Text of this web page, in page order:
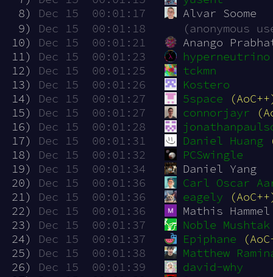
  8)
Dec 15  00:01:17
Alvar Soome
  9)
Dec 15  00:01:18
(anonymous
10)
Dec 15  00:01:21
Anango
11)
Dec 15  00:01:23
hyperneutrino
12)
Dec 15  00:01:25
tckmn
13)
Dec 15  00:01:26
Kostero
14)
Dec 15  00:01:27 5space
15)
Dec 15  00:01:27 connorjayr
16)
Dec 15  00:01:28
17)
Dec 15  00:01:31 Daniel Huang
18)
Dec 15  00:01:32
PCSwingle
19)
Dec 15  00:01:34
Daniel Yang
20)
Dec 15  00:01:36
Carl Oscar
21)
Dec 15  00:01:36 eagely
22)
Dec 15  00:01:36
Mathis
23)
Dec 15  00:01:37
Noble Mushtak
24)
Dec 15  00:01:37 Epiphane
25)
Dec 15  00:01:38
Matthew
26)
Dec 15  00:01:39
david-why